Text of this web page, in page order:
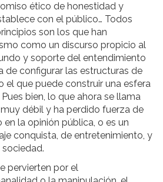
ético de honestidad y
con el público… Todos
son los que han
como un discurso propicio al
y soporte del entendimiento
de configurar las estructuras de
el que puede construir una esfera
bien, lo que ahora se llama
débil y ha perdido fuerza de
la opinión pública, o es un
conquista, de entretenimiento, y
pervierten por el